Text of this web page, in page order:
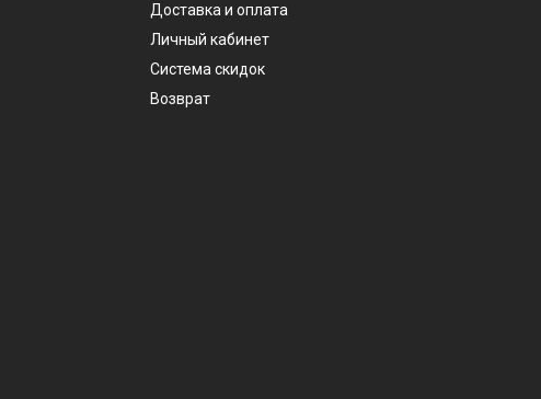
Доставка и оплата
Личный кабинет
Система скидок
Возврат